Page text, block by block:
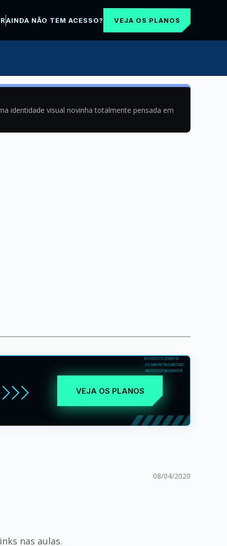
AINDA NÃO TEM ACESSO? VEJA OS PLANOS
identidade visual novinha totalmente pensada em
VEJA OS PLANOS
08/04/2020
nas aulas.